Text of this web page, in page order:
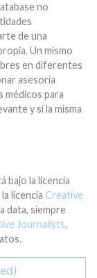
no
de una
Un mismo
en diferentes
asesoría
médicos para
y si la misma
bajo la licencia
licencia Creative
data, siempre
Journalists.